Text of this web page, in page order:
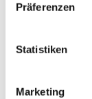
Präferenzen
Statistiken
Marketing